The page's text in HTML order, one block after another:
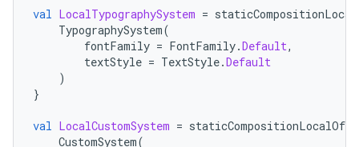
val LocalTypographySystem =
TypographySystem(
fontFamily = FontFamily.Default,
textStyle = TextStyle.Default
)
}
val LocalCustomSystem = staticCompositionLocalOf
CustomSystem(